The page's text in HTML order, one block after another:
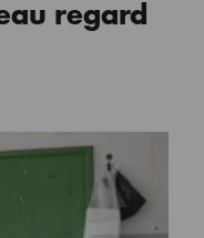
regard